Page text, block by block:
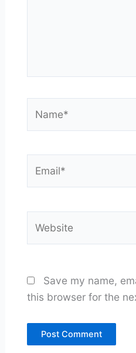
Save my name,
this browser for the